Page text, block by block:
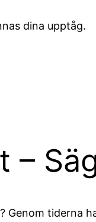
dina upptåg.
–
tiderna